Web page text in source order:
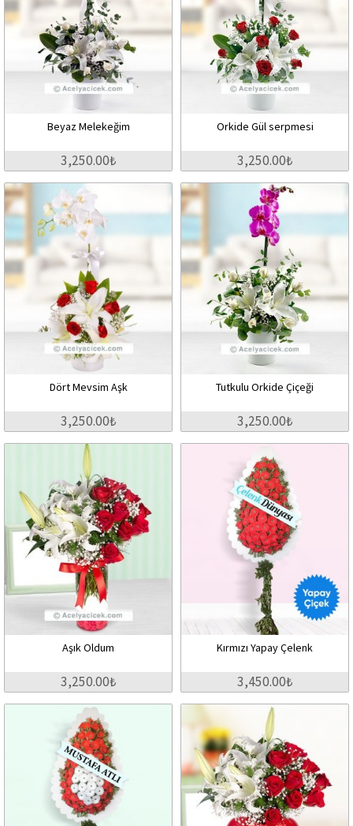
Beyaz Melekeğim
3,250.00₺
Orkide Gül serpmesi
3,250.00₺
Dört Mevsim Aşk
3,250.00₺
Tutkulu Orkide Çiçeği
3,250.00₺
Aşık Oldum
3,250.00₺
Kırmızı Yapay Çelenk
3,450.00₺